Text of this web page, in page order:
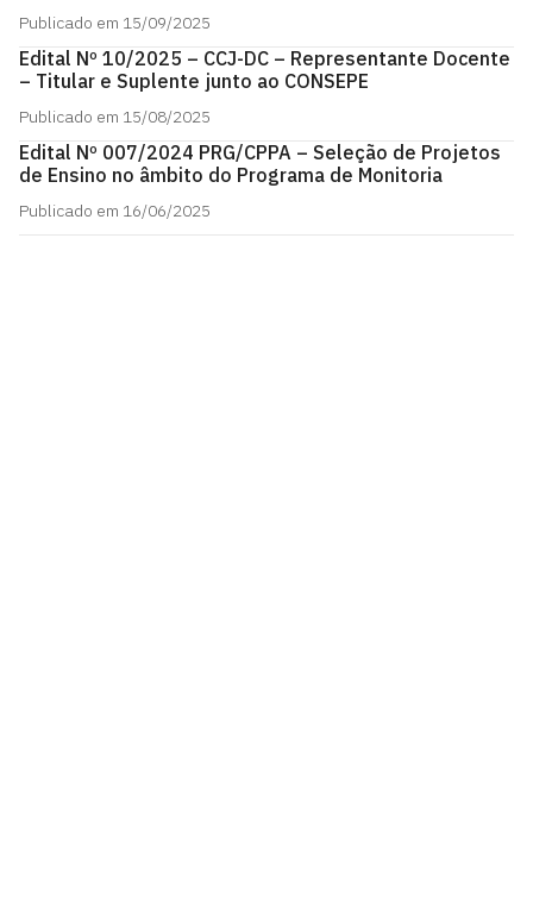
Publicado em 15/09/2025
Edital Nº 10/2025 – CCJ-DC – Representante Docente
– Titular e Suplente junto ao CONSEPE
Publicado em 15/08/2025
Edital Nº 007/2024 PRG/CPPA – Seleção de Projetos
de Ensino no âmbito do Programa de Monitoria
Publicado em 16/06/2025